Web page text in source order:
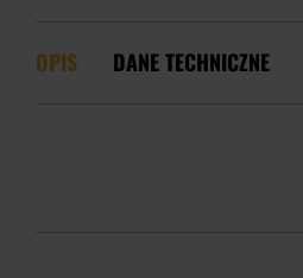
OPIS DANE TECHNICZNE